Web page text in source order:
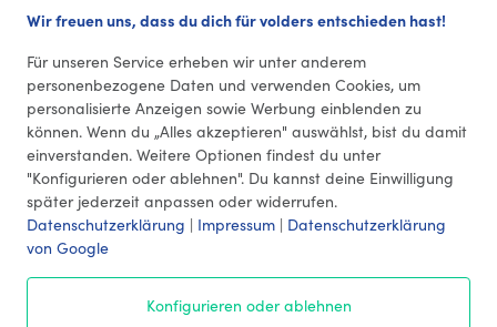
2 Bewertungen (4,5 Durchschnitt)
Wir freuen uns, dass du dich für volders entschieden hast!
Für unseren Service erheben wir unter anderem
personenbezogene Daten und verwenden Cookies, um
personalisierte Anzeigen sowie Werbung einblenden zu
können. Wenn du „Alles akzeptieren" auswählst, bist du damit
einverstanden. Weitere Optionen findest du unter
"Konfigurieren oder ablehnen". Du kannst deine Einwilligung
später jederzeit anpassen oder widerrufen.
Datenschutzerklärung | Impressum | Datenschutzerklärung
von Google
Konfigurieren oder ablehnen